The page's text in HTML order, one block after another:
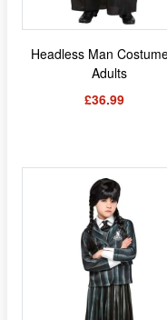
Headless Man
Adults
£36.99